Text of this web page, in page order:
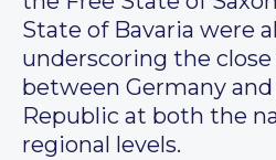
State of Bavaria were
underscoring the
between Germany
Republic at both the
regional levels.